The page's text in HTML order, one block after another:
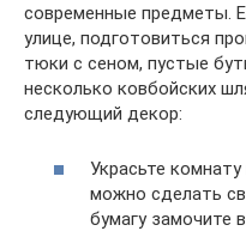
современные предметы.
улице, подготовиться
тюки с сеном, пустые
несколько ковбойских
следующий декор:
Украсьте
можно сделать
бумагу замочите